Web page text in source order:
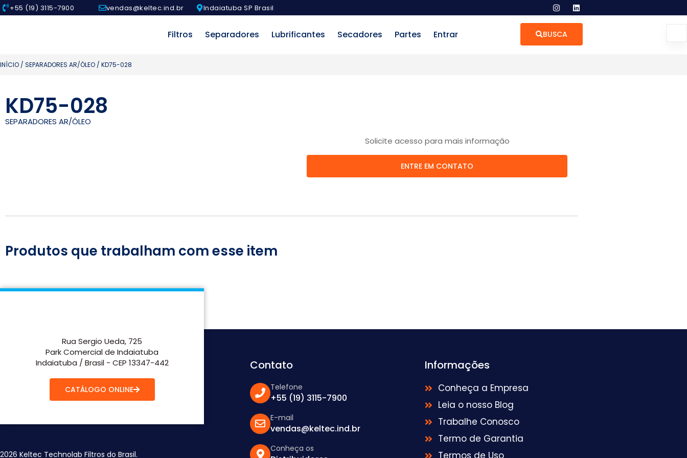
+55 (19) 3115-7900 vendas@keltec.ind.br Indaiatuba SP Brasil
Filtros Separadores Lubrificantes Secadores Partes Entrar BUSCA
INÍCIO / SEPARADORES AR/ÓLEO / KD75-028
KD75-028
SEPARADORES AR/ÓLEO
Solicite acesso para mais informação
ENTRE EM CONTATO
Produtos que trabalham com esse item
Rua Sergio Ueda, 725
Park Comercial de Indaiatuba
Indaiatuba / Brasil - CEP 13347-442
CATÁLOGO ONLINE
2026 Keltec Technolab Filtros do Brasil.
Contato
Telefone
+55 (19) 3115-7900
E-mail
vendas@keltec.ind.br
Conheça os
Informações
Conheça a Empresa
Leia o nosso Blog
Trabalhe Conosco
Termo de Garantia
Termos de Uso